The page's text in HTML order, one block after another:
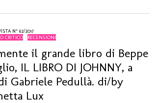
N° 62/2017
CRITICO/ RECENSIONI
il grande libro di Beppe
IL LIBRO DI JOHNNY, a
Gabriele Pedullà. di/by
Lux